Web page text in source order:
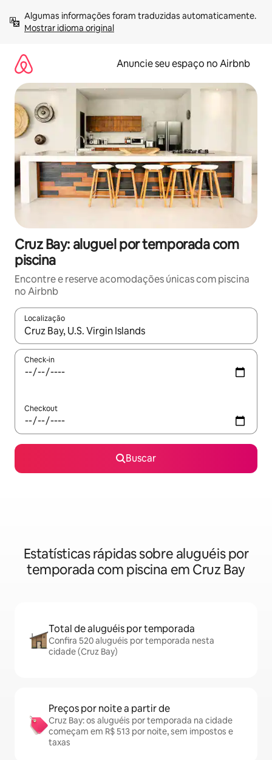
para
Mostrar idioma original
Anuncie seu espaço no Airbnb
Cruz Bay: aluguel por temporada com
piscina
Encontre e reserve acomodações únicas com piscina
no Airbnb
Localização
Quando os resultados estiverem disponíveis, explore-os
Check-in
Checkout
Buscar
Estatísticas rápidas sobre aluguéis por
temporada com piscina em Cruz Bay
Total de aluguéis por temporada
Confira 520 aluguéis por temporada nesta
cidade (Cruz Bay)
Preços por noite a partir de
Cruz Bay: os aluguéis por temporada na cidade
começam em R$ 513 por noite, sem impostos e
taxas